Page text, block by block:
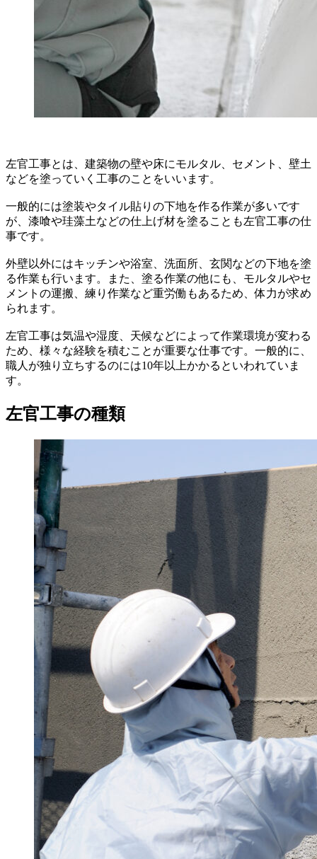
左官工事とは、建築物の壁や床にモルタル、セメント、壁土
などを塗っていく工事のことをいいます。
一般的には塗装やタイル貼りの下地を作る作業が多いです
が、漆喰や珪藻土などの仕上げ材を塗ることも左官工事の仕
事です。
外壁以外にはキッチンや浴室、洗面所、玄関などの下地を塗
る作業も行います。また、塗る作業の他にも、モルタルやセ
メントの運搬、練り作業など重労働もあるため、体力が求め
られます。
左官工事は気温や湿度、天候などによって作業環境が変わる
ため、様々な経験を積むことが重要な仕事です。一般的に、
職人が独り立ちするのには10年以上かかるといわれていま
す。
左官工事の種類